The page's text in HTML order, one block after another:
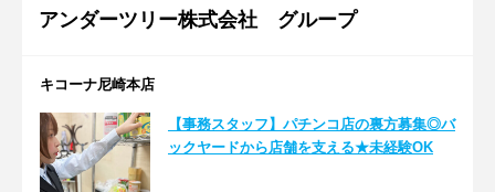
アンダーツリー株式会社 グループ
キコーナ尼崎本店
【事務スタッフ】パチンコ店の裏方募集◎バ
ックヤードから店舗を支える★未経験OK